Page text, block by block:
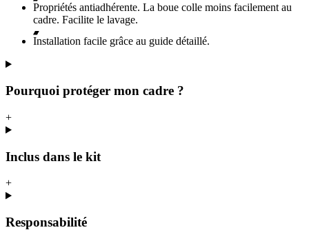
Propriétés antiadhérente. La boue colle moins facilement au
cadre. Facilite le lavage.
Installation facile grâce au guide détaillé.
Pourquoi protéger mon cadre ?
+
Inclus dans le kit
+
Responsabilité